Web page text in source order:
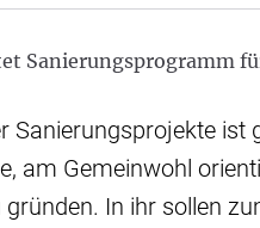
Sanierungsprogramm
Sanierungsprojekte ist
am Gemeinwohl
In ihr sollen